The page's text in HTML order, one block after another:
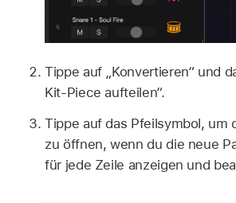
Tippe auf „Konvertieren“ und
Kit-Piece aufteilen“.
Tippe auf das Pfeilsymbol, um
zu öffnen, wenn du die neue
für jede Zeile anzeigen und